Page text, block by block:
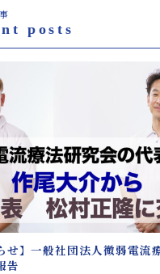
posts
せ】一般社団法人微弱電流
告